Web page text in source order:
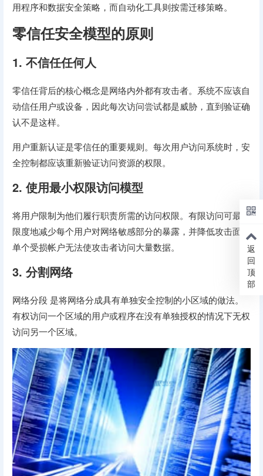
用程序和数据安全策略，而自动化工具则按需迁移策略。
零信任安全模型的原则
1. 不信任任何人
零信任背后的核心概念是网络内外都有攻击者。系统不应该自
动信任用户或设备，因此每次访问尝试都是威胁，直到验证确
认不是这样。
用户重新认证是零信任的重要规则。每次用户访问系统时，安
全控制都应该重新验证访问资源的权限。
2. 使用最小权限访问模型
将用户限制为他们履行职责所需的访问权限。有限访问可最大
限度地减少每个用户对网络敏感部分的暴露，并降低攻击面。
单个受损帐户无法使攻击者访问大量数据。
3. 分割网络
网络分段 是将网络分成具有单独安全控制的小区域的做法。
有权访问一个区域的用户或程序在没有单独授权的情况下无权
访问另一个区域。
返
回
顶
部